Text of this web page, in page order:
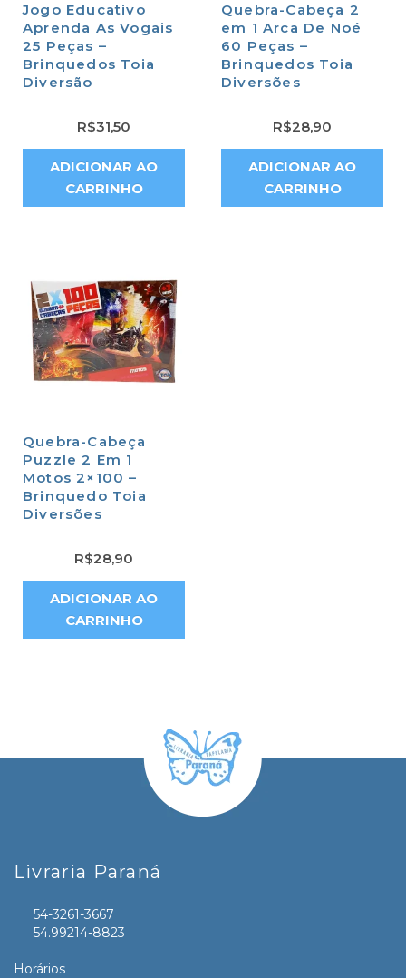
Jogo Educativo
Aprenda As Vogais
25 Peças –
Brinquedos Toia
Diversão
R$31,50
ADICIONAR AO
CARRINHO
Quebra-Cabeça 2
em 1 Arca De Noé
60 Peças –
Brinquedos Toia
Diversões
R$28,90
ADICIONAR AO
CARRINHO
Quebra-Cabeça
Puzzle 2 Em 1
Motos 2×100 –
Brinquedo Toia
Diversões
R$28,90
ADICIONAR AO
CARRINHO
Livraria Paraná
54-3261-3667
54.99214-8823
Horários